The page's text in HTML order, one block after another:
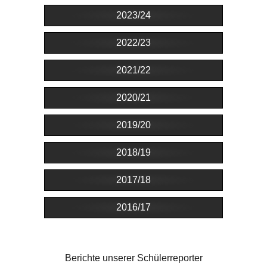
2023/24
2022/23
2021/22
2020/21
2019/20
2018/19
2017/18
2016/17
Berichte unserer Schülerreporter